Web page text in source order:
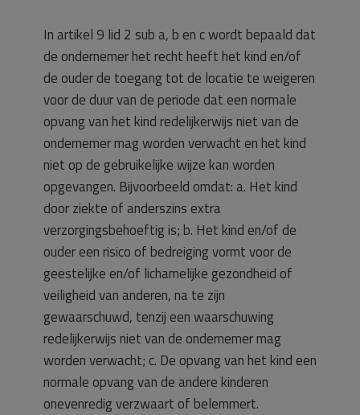
In artikel 9 lid 2 sub a, b en c wordt bepaald dat
de ondernemer het recht heeft het kind en/of
de ouder de toegang tot de locatie te weigeren
voor de duur van de periode dat een normale
opvang van het kind redelijkerwijs niet van de
ondernemer mag worden verwacht en het kind
niet op de gebruikelijke wijze kan worden
opgevangen. Bijvoorbeeld omdat: a. Het kind
door ziekte of anderszins extra
verzorgingsbehoeftig is; b. Het kind en/of de
ouder een risico of bedreiging vormt voor de
geestelijke en/of lichamelijke gezondheid of
veiligheid van anderen, na te zijn
gewaarschuwd, tenzij een waarschuwing
redelijkerwijs niet van de ondernemer mag
worden verwacht; c. De opvang van het kind een
normale opvang van de andere kinderen
onevenredig verzwaart of belemmert.